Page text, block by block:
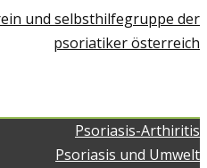
Psoriasis-Arthiritis
Psoriasis und Umwelt